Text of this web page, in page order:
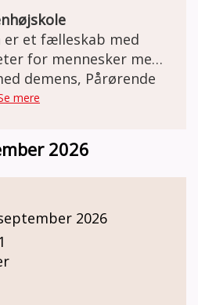
er et fælleskab med
for mennesker med
familie og venner.
demens, Pårørende
mere
2026
2026